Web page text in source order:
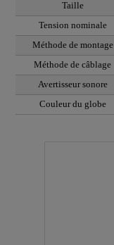
Taille
Tension nominale
Méthode de montage
Méthode de câblage
Avertisseur sonore
Couleur du globe